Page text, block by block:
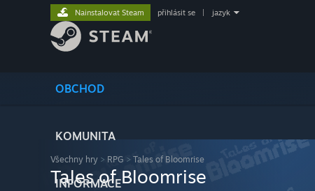
OBCHOD
KOMUNITA
INFORMACE
Nainstalovat Steam přihlásit se jazyk
Všechny hry > RPG > Tales of Bloomrise
Tales of Bloomrise